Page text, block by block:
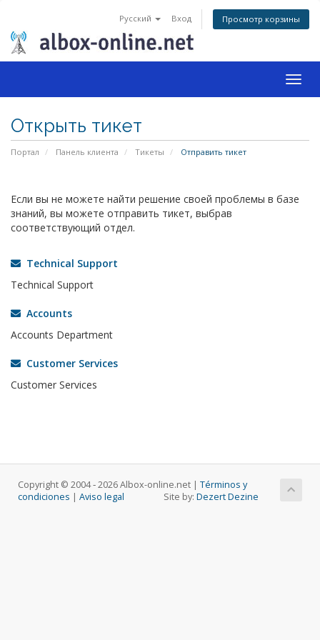
Русский Вход Просмотр корзины
Открыть тикет
Портал Панель клиента Тикеты Отправить тикет
Если вы не можете найти решение своей проблемы в базе
знаний, вы можете отправить тикет, выбрав
соответствующий отдел.
Technical Support
Technical Support
Accounts
Accounts Department
Customer Services
Customer Services
Copyright © 2004 ‐ 2026 Albox-online.net | Términos y
condiciones | Aviso legal Site by: Dezert Dezine